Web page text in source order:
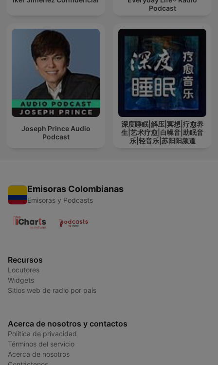
Podcast
Joseph Prince Audio
Podcast
深度睡眠|解压|冥想|疗愈养
生|艺术疗愈|白噪音|助眠音
乐|轻音乐|苏阳阳频道
Emisoras Colombianas
Emisoras y Podcasts
Recursos
Locutores
Widgets
Sitios web de radio por país
Acerca de nosotros y contactos
Política de privacidad
Términos del servicio
Acerca de nosotros